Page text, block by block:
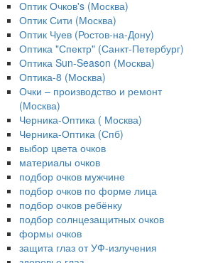
Оптик Очков's (Москва)
Оптик Сити (Москва)
Оптик Чуев (Ростов-на-Дону)
Оптика "Спектр" (Санкт-Петербург)
Оптика Sun-Season (Москва)
Оптика-8 (Москва)
Очки – производство и ремонт
(Москва)
Черника-Оптика ( Москва)
Черника-Оптика (Спб)
выбор цвета очков
материалы очков
подбор очков мужчине
подбор очков по форме лица
подбор очков ребёнку
подбор солнцезащитных очков
формы очков
защита глаз от УФ-излучения